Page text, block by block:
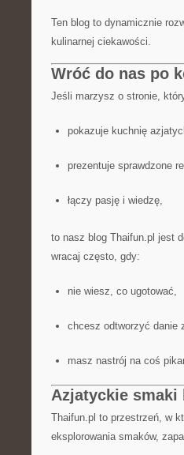
Ten blog to dynamicznie
kulinarnej ciekawości.
Wróć do nas po
Jeśli marzysz o stronie,
pokazuje kuchnię
prezentuje sprawdzone
łączy pasję i wiedzę,
to nasz blog Thaifun.pl jest
wracaj często, gdy:
nie wiesz, co ugotować,
chcesz odtworzyć danie
masz nastrój na coś
Azjatyckie smaki
Thaifun.pl to przestrzeń, w
eksplorowania smaków,